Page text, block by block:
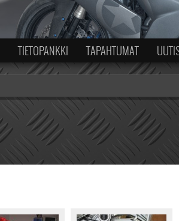
TIETOPANKKI TAPAHTUMAT